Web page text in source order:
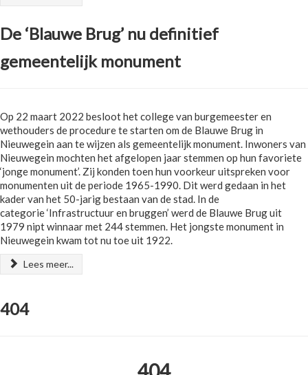
De ‘Blauwe Brug’ nu definitief
gemeentelijk monument
Op 22 maart 2022 besloot het college van burgemeester en
wethouders de procedure te starten om de Blauwe Brug in
Nieuwegein aan te wijzen als gemeentelijk monument. Inwoners van
Nieuwegein mochten het afgelopen jaar stemmen op hun favoriete
‘jonge monument’. Zij konden toen hun voorkeur uitspreken voor
monumenten uit de periode 1965-1990. Dit werd gedaan in het
kader van het 50-jarig bestaan van de stad. In de
categorie ‘Infrastructuur en bruggen’ werd de Blauwe Brug uit
1979 nipt winnaar met 244 stemmen. Het jongste monument in
Nieuwegein kwam tot nu toe uit 1922.
Lees meer...
404